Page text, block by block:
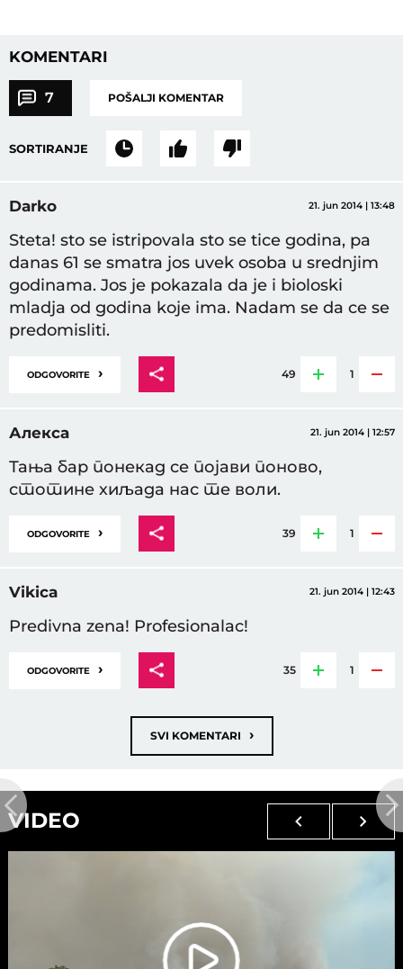
KOMENTARI
7 POŠALJI KOMENTAR
SORTIRANJE
Darko 21. jun 2014 | 13:48
Steta! sto se istripovala sto se tice godina, pa
danas 61 se smatra jos uvek osoba u srednjim
godinama. Jos je pokazala da je i bioloski
mladja od godina koje ima. Nadam se da ce se
predomisliti.
ODGOVORITE › 49 1
Алекса 21. jun 2014 | 12:57
Тања бар понекад се појави поново,
стотине хиљада нас те воли.
ODGOVORITE › 39 1
Vikica 21. jun 2014 | 12:43
Predivna zena! Profesionalac!
ODGOVORITE › 35 1
SVI KOMENTARI ›
VIDEO